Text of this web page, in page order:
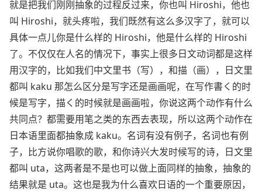
就是把我们刚刚抽象的过程反过来，你也叫 Hiroshi，他也
叫 Hiroshi，就头疼啦，我们既然有这么多汉字了，就可以
具体一点儿你是什么样的 Hiroshi，他是什么样的 Hiroshi
了。不仅仅在人名的情况下，事实上很多日文动词都是这样
用汉字的，比如我们中文里书（写），和描（画），日文里
都叫 kaku 那怎么区分是写字还是画画呢，在写作書く的时
候是写字，描く的时候就是画画啦，你说这两个动作有什么
共同点？都需要用笔之类的东西去表现，所以这两个动作在
日本语里面都抽象成 kaku。名词有没有例子，名词也有例
子，比方说你唱歌的歌，和你诗兴大发时候写的诗，日文里
都叫 uta，这两者是不是也可以做上面同样的抽象，抽象的
结果就是 uta。这也是我为什么喜欢日语的一个重要原因，